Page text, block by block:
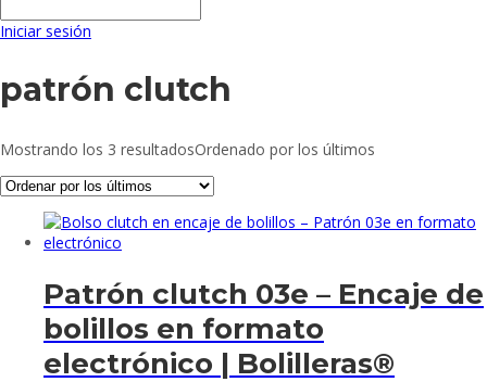
Iniciar sesión
patrón clutch
Mostrando los 3 resultadosOrdenado por los últimos
Patrón clutch 03e – Encaje de
bolillos en formato
electrónico | Bolilleras®